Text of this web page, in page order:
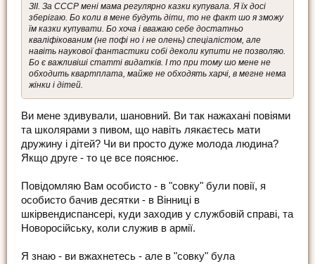
ЗІІ. За СССР мені мама регулярно казки купувала. Я їх досі
зберігаю. Бо коли в мене будуть діти, то не факт шо я зможу
їм казки купувати. Бо хоча і вважаю себе достатньо
кваліфікованим (не пофі но і не олень) спеціалістом, але
навіть наукової фантастики собі деколи купити не позволяю.
Бо є важливіші статті видатків. І то при тому шо мене не
обходить квартплата, майже не обходять харчі, в мегне нема
жінки і дітей.
Ви мене здивували, шановний. Ви так нажахані повіями
та школярами з пивом, що навіть лякаєтесь мати
дружину і дітей? Чи ви просто дуже молода людина?
Якщо друге - то це все пояснює.
Повідомляю Вам особисто - в "совку" були повії, я
особисто бачив десятки - в Вінниці в
шкірвендиспансері, куди заходив у службовій справі, та
Новоросійську, коли служив в армії.
Я знаю - ви вжахнетесь - але в "совку" була